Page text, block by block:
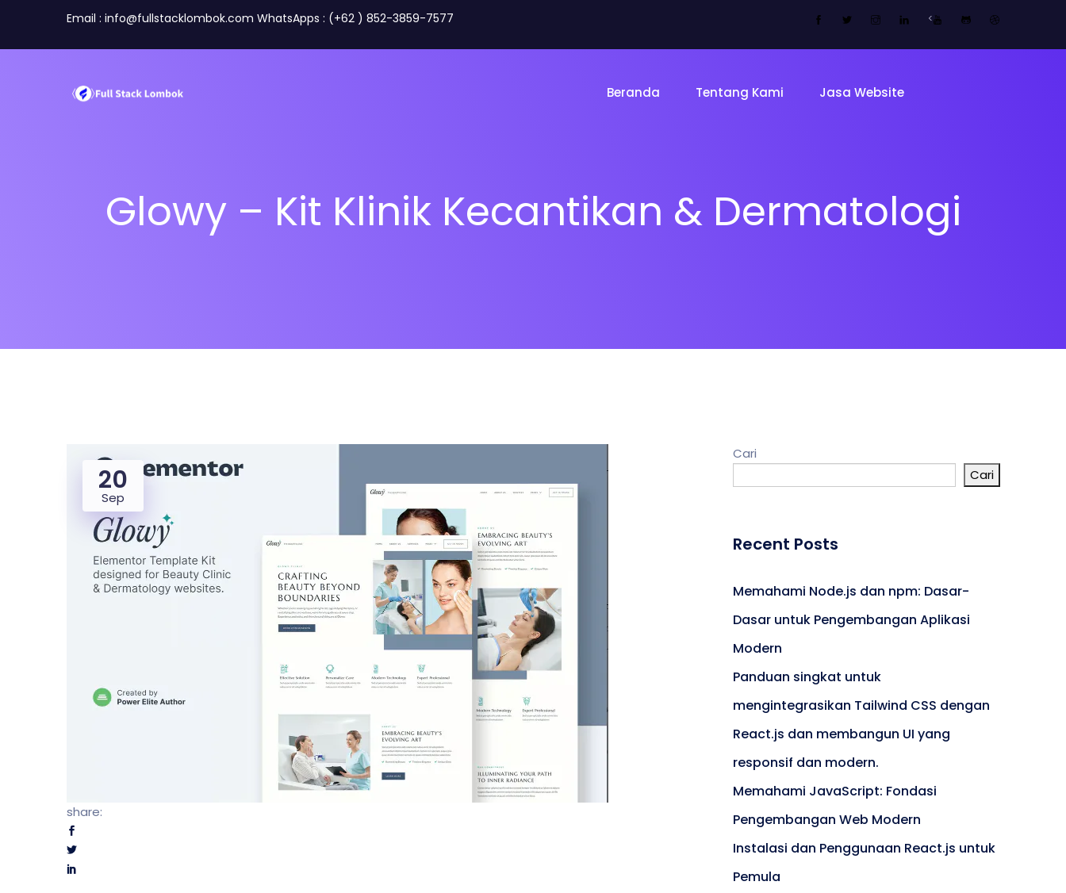
Email : info@fullstacklombok.com WhatsApps : (+62 ) 852-3859-7577 <
Beranda Tentang Kami
Mitra
Jasa Website
Kuliner Umroh Portal Berita
Glowy – Kit Klinik Kecantikan & Dermatologi
20
Sep
share:
Cari
Cari
Recent Posts
Memahami Node.js dan npm: Dasar-
Dasar untuk Pengembangan Aplikasi
Modern
Panduan singkat untuk
mengintegrasikan Tailwind CSS dengan
React.js dan membangun UI yang
responsif dan modern.
Memahami JavaScript: Fondasi
Pengembangan Web Modern
Instalasi dan Penggunaan React.js untuk
Pemula